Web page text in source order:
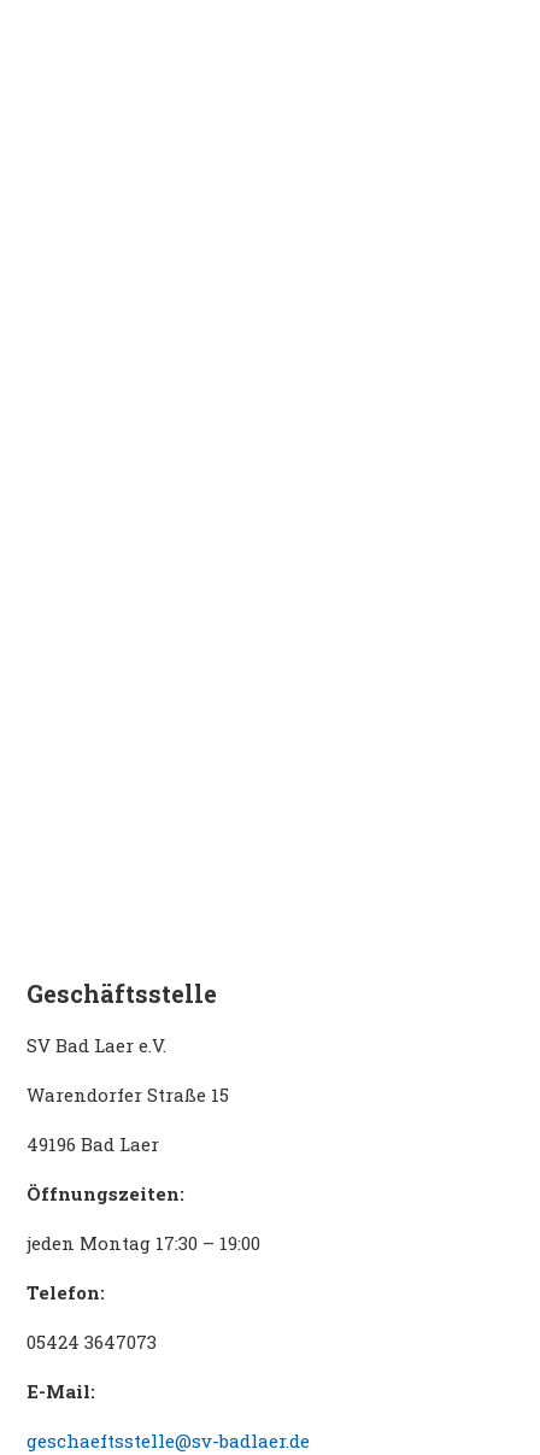
Geschäftsstelle
SV Bad Laer e.V.
Warendorfer Straße 15
49196 Bad Laer
Öffnungszeiten:
jeden Montag 17:30 – 19:00
Telefon:
05424 3647073
E-Mail:
geschaeftsstelle@sv-badlaer.de